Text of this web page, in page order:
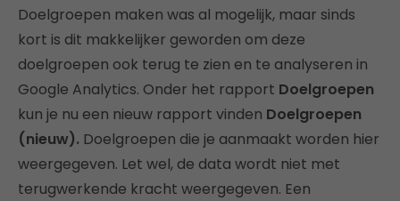
Doelgroepen maken was al mogelijk, maar sinds
kort is dit makkelijker geworden om deze
doelgroepen ook terug te zien en te analyseren in
Google Analytics. Onder het rapport Doelgroepen
kun je nu een nieuw rapport vinden Doelgroepen
(nieuw). Doelgroepen die je aanmaakt worden hier
weergegeven. Let wel, de data wordt niet met
terugwerkende kracht weergegeven. Een